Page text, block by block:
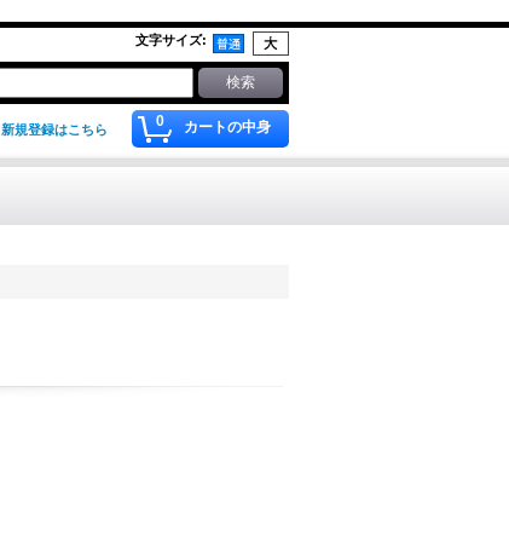
文字サイズ:
0 カートの中身
新規登録はこちら